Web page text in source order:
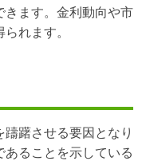
きます。金利動向や市
れます。
躇させる要因となり
あることを示している